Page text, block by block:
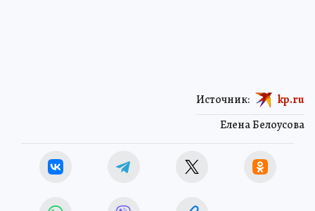
Елена Белоусова
Источник: kp.ru